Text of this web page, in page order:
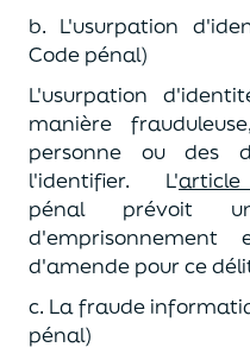
b. L'usurpation
Code pénal)
L'usurpation
manière
personne ou des
l'identifier. L'
pénalprévoit
d'amende pour ce
c. La fraude
pénal)